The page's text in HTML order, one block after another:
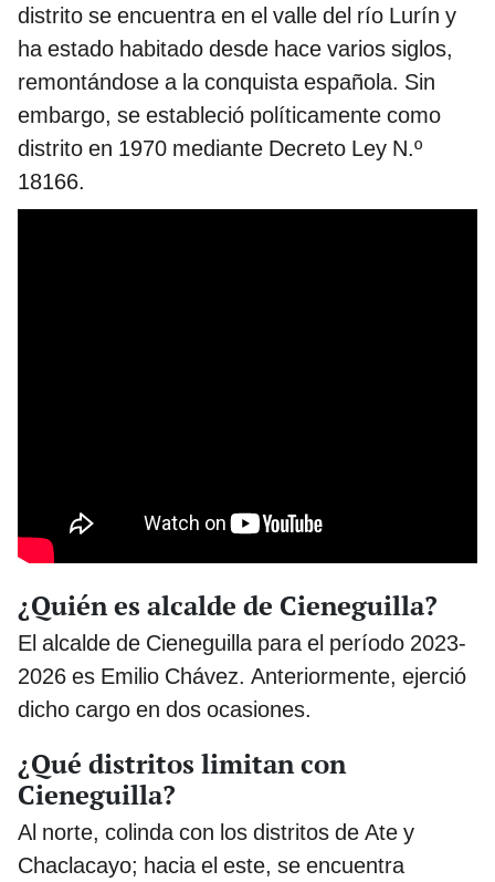
distrito se encuentra en el valle del río Lurín y
ha estado habitado desde hace varios siglos,
remontándose a la conquista española. Sin
embargo, se estableció políticamente como
distrito en 1970 mediante Decreto Ley N.º
18166.
¿Quién es alcalde de Cieneguilla?
El alcalde de Cieneguilla para el período 2023-
2026 es Emilio Chávez. Anteriormente, ejerció
dicho cargo en dos ocasiones.
¿Qué distritos limitan con
Cieneguilla?
Al norte, colinda con los distritos de Ate y
Chaclacayo; hacia el este, se encuentra